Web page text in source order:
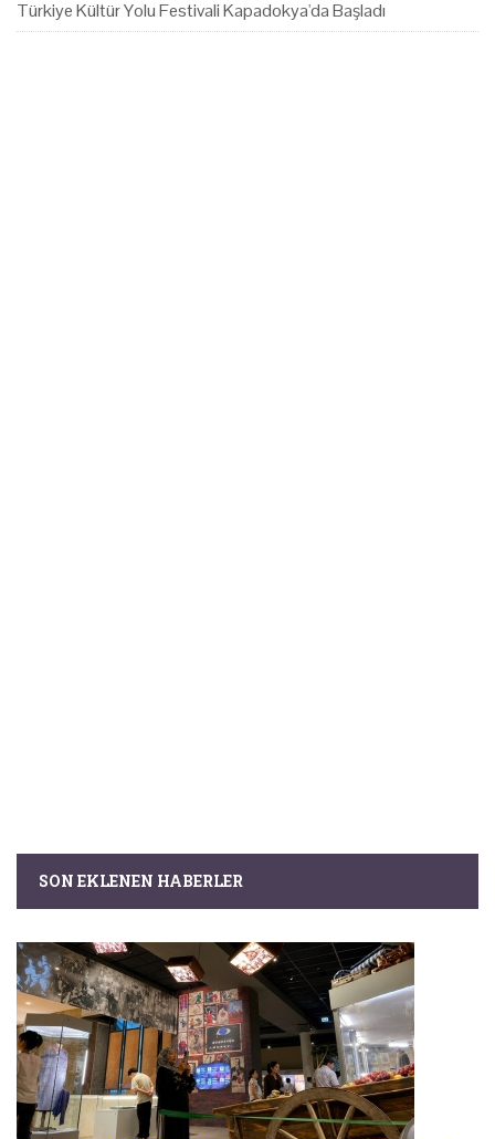
Türkiye Kültür Yolu Festivali Kapadokya'da Başladı
SON EKLENEN HABERLER